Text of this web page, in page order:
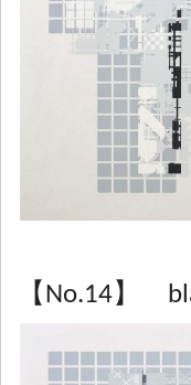
【No.14】